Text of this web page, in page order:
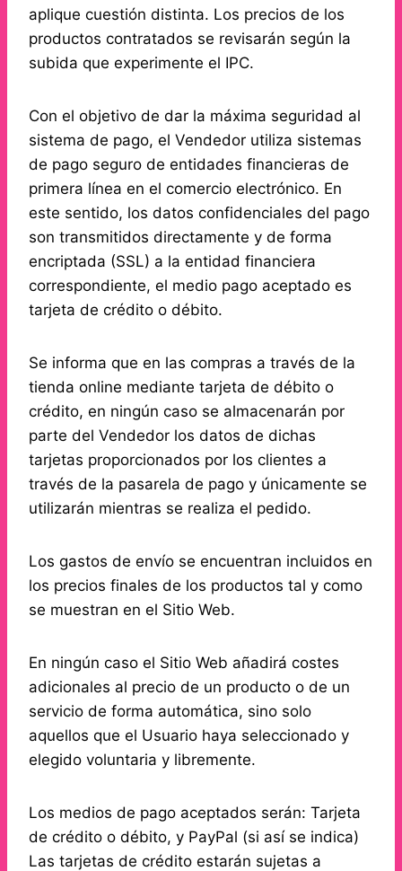
aplique cuestión distinta. Los precios de los
productos contratados se revisarán según la
subida que experimente el IPC.
Con el objetivo de dar la máxima seguridad al
sistema de pago, el Vendedor utiliza sistemas
de pago seguro de entidades financieras de
primera línea en el comercio electrónico. En
este sentido, los datos confidenciales del pago
son transmitidos directamente y de forma
encriptada (SSL) a la entidad financiera
correspondiente, el medio pago aceptado es
tarjeta de crédito o débito.
Se informa que en las compras a través de la
tienda online mediante tarjeta de débito o
crédito, en ningún caso se almacenarán por
parte del Vendedor los datos de dichas
tarjetas proporcionados por los clientes a
través de la pasarela de pago y únicamente se
utilizarán mientras se realiza el pedido.
Los gastos de envío se encuentran incluidos en
los precios finales de los productos tal y como
se muestran en el Sitio Web.
En ningún caso el Sitio Web añadirá costes
adicionales al precio de un producto o de un
servicio de forma automática, sino solo
aquellos que el Usuario haya seleccionado y
elegido voluntaria y libremente.
Los medios de pago aceptados serán: Tarjeta
de crédito o débito, y PayPal (si así se indica)
Las tarjetas de crédito estarán sujetas a